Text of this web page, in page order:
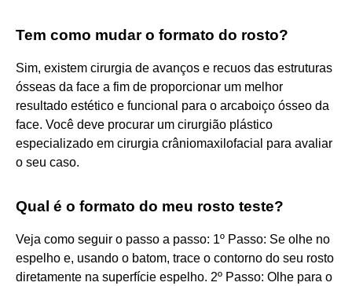
Tem como mudar o formato do rosto?
Sim, existem cirurgia de avanços e recuos das estruturas
ósseas da face a fim de proporcionar um melhor
resultado estético e funcional para o arcaboiço ósseo da
face. Você deve procurar um cirurgião plástico
especializado em cirurgia crâniomaxilofacial para avaliar
o seu caso.
Qual é o formato do meu rosto teste?
Veja como seguir o passo a passo: 1º Passo: Se olhe no
espelho e, usando o batom, trace o contorno do seu rosto
diretamente na superfície espelho. 2º Passo: Olhe para o